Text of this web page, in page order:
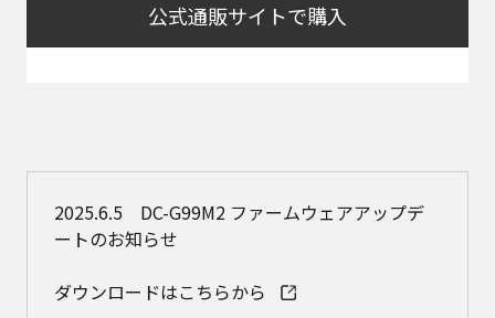
公式通販サイトで購入
2025.6.5 DC-G99M2 ファームウェアアップデ
ートのお知らせ
ダウンロードはこちらから